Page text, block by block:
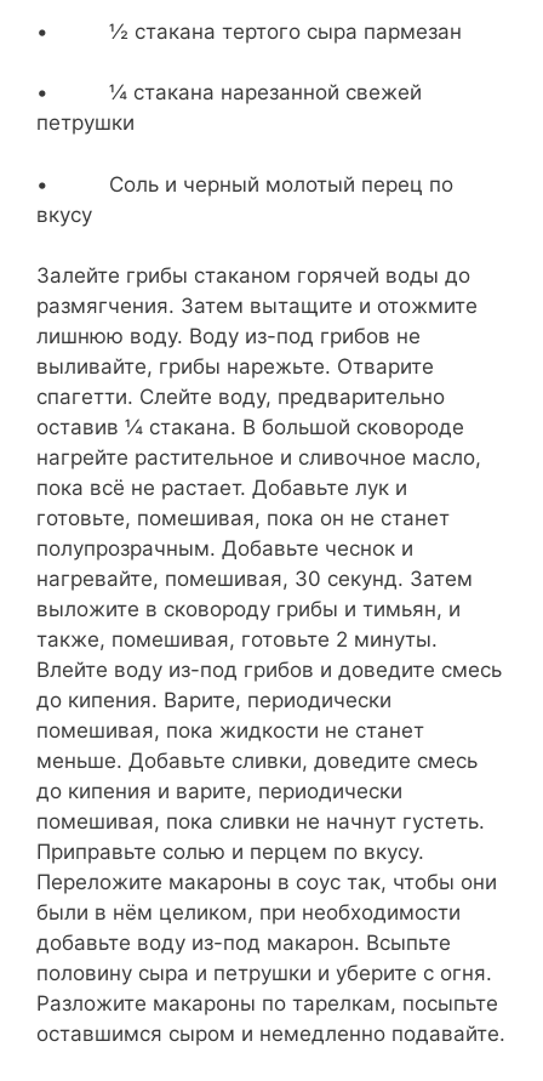
• ½ стакана тертого сыра пармезан
• ¼ стакана нарезанной свежей
петрушки
• Соль и черный молотый перец по
вкусу
Залейте грибы стаканом горячей воды до
размягчения. Затем вытащите и отожмите
лишнюю воду. Воду из-под грибов не
выливайте, грибы нарежьте. Отварите
спагетти. Слейте воду, предварительно
оставив ¼ стакана. В большой сковороде
нагрейте растительное и сливочное масло,
пока всё не растает. Добавьте лук и
готовьте, помешивая, пока он не станет
полупрозрачным. Добавьте чеснок и
нагревайте, помешивая, 30 секунд. Затем
выложите в сковороду грибы и тимьян, и
также, помешивая, готовьте 2 минуты.
Влейте воду из-под грибов и доведите смесь
до кипения. Варите, периодически
помешивая, пока жидкости не станет
меньше. Добавьте сливки, доведите смесь
до кипения и варите, периодически
помешивая, пока сливки не начнут густеть.
Приправьте солью и перцем по вкусу.
Переложите макароны в соус так, чтобы они
были в нём целиком, при необходимости
добавьте воду из-под макарон. Всыпьте
половину сыра и петрушки и уберите с огня.
Разложите макароны по тарелкам, посыпьте
оставшимся сыром и немедленно подавайте.